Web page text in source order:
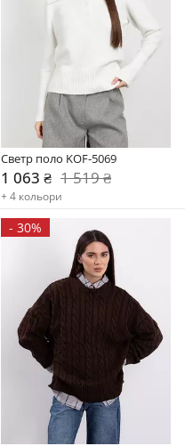
Светр поло KOF-5069
1 063 ₴ 1 519 ₴
+ 4 кольори
- 30%